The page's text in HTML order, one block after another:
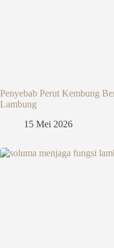
Penyebab Perut Kembung
Lambung
15 Mei 2026